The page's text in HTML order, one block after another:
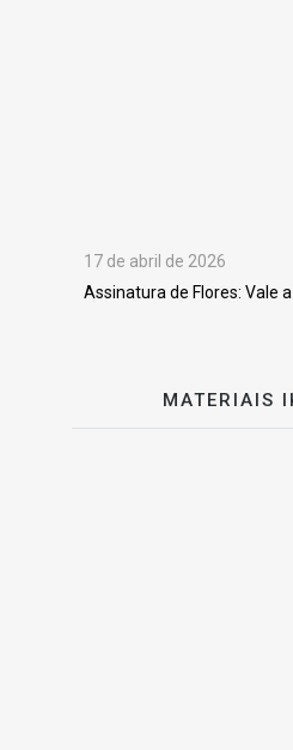
17 de abril de 2026
Assinatura de Flores: Vale
MATERIAIS